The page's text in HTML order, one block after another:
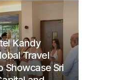
Kandy
Travel
Showcase Sri